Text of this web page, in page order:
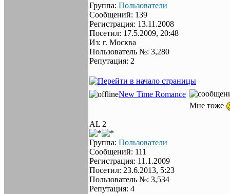
Группа: Пользователи
Сообщений: 139
Регистрация: 13.11.2008
Посетил: 17.5.2009, 20:48
Из: г. Москва
Пользователь №: 3,280
Репутация: 2
New Time Romance
AL 2
Группа: Пользователи
Сообщений: 111
Регистрация: 11.1.2009
Посетил: 23.6.2013, 5:23
Пользователь №: 3,534
Репутация: 4
Мне тоже